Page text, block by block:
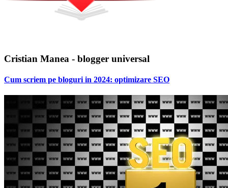
Cristian Manea - blogger universal
Cum scriem pe bloguri in 2024: optimizare SEO